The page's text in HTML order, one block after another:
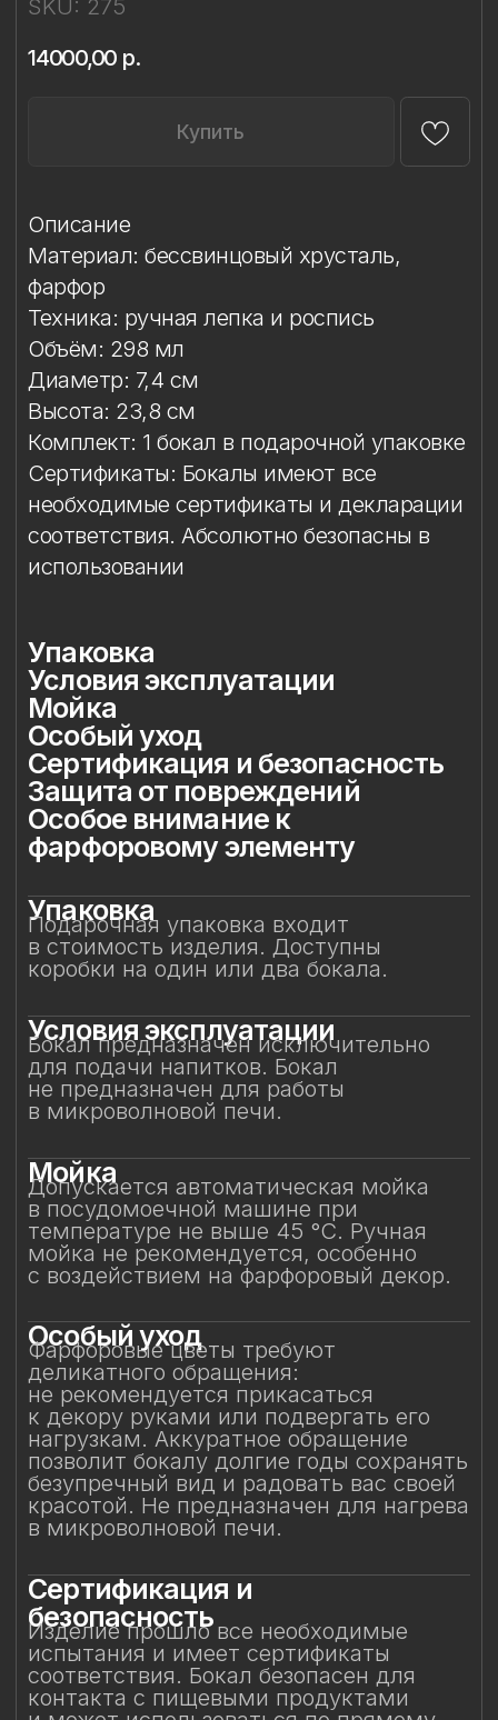
Описание
фарфор
Сертификаты: Бокалы имеют все
необходимые сертификаты и декларации
соответствия. Абсолютно безопасны в
использовании
Упаковка
Условия эксплуатации
Мойка
Особый уход
Сертификация и безопасность
Защита от повреждений
Особое внимание к
фарфоровому элементу
Упаковка
Подарочная упаковка входит
Условия эксплуатации
Бокал предназначен исключительно
для подачи напитков. Бокал
не предназначен для работы
в микроволновой печи.
Мойка
Допускается автоматическая мойка
в посудомоечной машине при
температуре не выше 45 °C. Ручная
мойка не рекомендуется, особенно
с воздействием на фарфоровый декор.
Особый уход
Фарфоровые цветы требуют
деликатного обращения:
не рекомендуется прикасаться
к декору руками или подвергать его
нагрузкам. Аккуратное обращение
безупречный вид и радовать вас своей
красотой. Не предназначен для нагрева
в микроволновой печи.
Сертификация и
безопасность
испытания и имеет сертификаты
соответствия. Бокал безопасен для
контакта с пищевыми продуктами
и может использоваться по прямому
назначению.
Защита от повреждений
Избегайте контакта бокала с острыми,
(например, металлическими губками,
скребками, лезвиями или кромками
других бокалов) во избежание сколов
и царапин. Не рекомендуется
складывать бокалы горизонтально друг
на друга.
Особое внимание к
фарфоровому элементу
Фарфоровый цветок — результат
ручной работы, требующий
исключительно деликатного
обращения. Не прикасайтесь
и не подвергайте механическим
воздействиям. Бережное отношение
к изделию позволит на долгие годы
сохранить его красоту и изысканность,
позволяя шампанскому раскрываться
мягко и гармонично.